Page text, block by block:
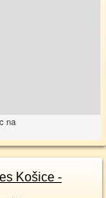
na
Košice -